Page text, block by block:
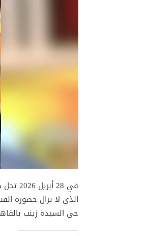
في 28
حي السيدة زينب بالقاهرة عام 1946، ونشأ في بيئة بسيطة، لكنه